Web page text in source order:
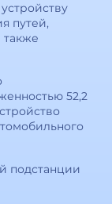
путей,
также
52,2
подстанции